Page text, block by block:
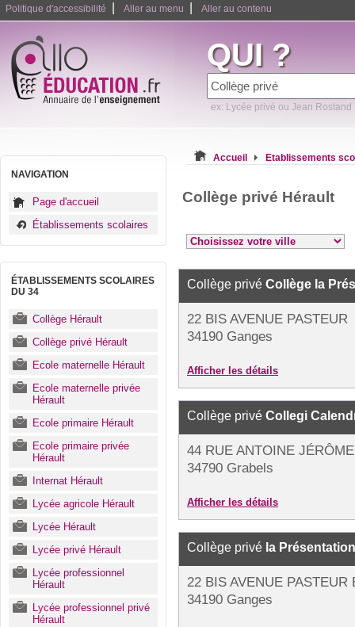
Politique d'accessibilité Aller au menu Aller au contenu
QUI ?
ex: Lycée privé ou Jean Rostand
NAVIGATION
Page d'accueil
Établissements scolaires
ÉTABLISSEMENTS SCOLAIRES
DU 34
Collège Hérault
Collège privé Hérault
Ecole maternelle Hérault
Ecole maternelle privée
Hérault
Ecole primaire Hérault
Ecole primaire privée
Hérault
Internat Hérault
Lycée agricole Hérault
Lycée Hérault
Lycée privé Hérault
Lycée professionnel
Hérault
Lycée professionnel privé
Hérault
Accueil Etablissements
Collège privé Hérault
Collège privé Collège la
22 BIS AVENUE PASTEUR
34190 Ganges
Afficher les détails
Collège privé Collegi
44 RUE ANTOINE
34790 Grabels
Afficher les détails
Collège privé la Présentation
22 BIS AVENUE PASTEUR
34190 Ganges